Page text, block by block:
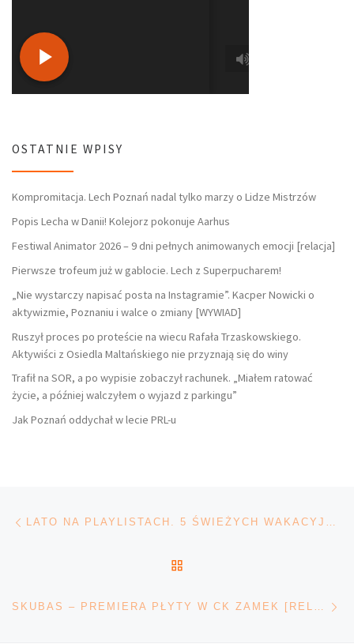
OSTATNIE WPISY
Kompromitacja. Lech Poznań nadal tylko marzy o Lidze Mistrzów
Popis Lecha w Danii! Kolejorz pokonuje Aarhus
Festiwal Animator 2026 – 9 dni pełnych animowanych emocji [relacja]
Pierwsze trofeum już w gablocie. Lech z Superpucharem!
„Nie wystarczy napisać posta na Instagramie”. Kacper Nowicki o
aktywizmie, Poznaniu i walce o zmiany [WYWIAD]
Ruszył proces po proteście na wiecu Rafała Trzaskowskiego.
Aktywiści z Osiedla Maltańskiego nie przyznają się do winy
Trafił na SOR, a po wypisie zobaczył rachunek. „Miałem ratować
życie, a później walczyłem o wyjazd z parkingu”
Jak Poznań oddychał w lecie PRL-u
Nawigacja wpisu LATO NA PLAYLISTACH. 5 ŚWIEŻYCH WAKACYJNYCH UTWORÓW
SKUBAS – PREMIERA PŁYTY W CK ZAMEK [RELACJA]